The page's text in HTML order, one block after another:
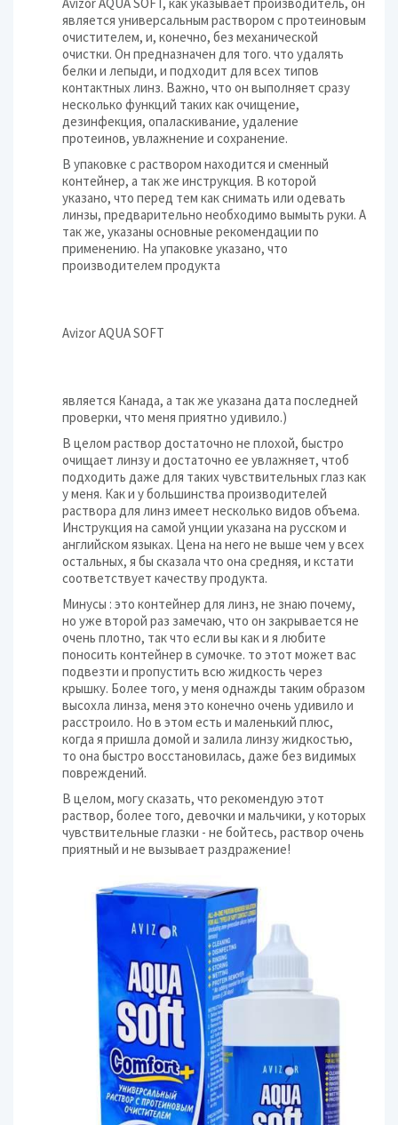
является универсальным раствором с протеиновым
очистителем, и, конечно, без механической
очистки. Он предназначен для того. что удалять
белки и лепыди, и подходит для всех типов
контактных линз. Важно, что он выполняет сразу
несколько функций таких как очищение,
дезинфекция, опаласкивание, удаление
протеинов, увлажнение и сохранение.
В упаковке с раствором находится и сменный
контейнер, а так же инструкция. В которой
указано, что перед тем как снимать или одевать
линзы, предварительно необходимо вымыть руки. А
так же, указаны основные рекомендации по
применению. На упаковке указано, что
производителем продукта
Avizor AQUA SOFT
является Канада, а так же указана дата последней
проверки, что меня приятно удивило.)
В целом раствор достаточно не плохой, быстро
очищает линзу и достаточно ее увлажняет, чтоб
подходить даже для таких чувствительных глаз как
у меня. Как и у большинства производителей
раствора для линз имеет несколько видов объема.
Инструкция на самой унции указана на русском и
английском языках. Цена на него не выше чем у всех
остальных, я бы сказала что она средняя, и кстати
соответствует качеству продукта.
Минусы : это контейнер для линз, не знаю почему,
но уже второй раз замечаю, что он закрывается не
очень плотно, так что если вы как и я любите
поносить контейнер в сумочке. то этот может вас
подвезти и пропустить всю жидкость через
крышку. Более того, у меня однажды таким образом
высохла линза, меня это конечно очень удивило и
расстроило. Но в этом есть и маленький плюс,
когда я пришла домой и залила линзу жидкостью,
то она быстро восстановилась, даже без видимых
повреждений.
В целом, могу сказать, что рекомендую этот
раствор, более того, девочки и мальчики, у которых
чувствительные глазки - не бойтесь, раствор очень
приятный и не вызывает раздражение!